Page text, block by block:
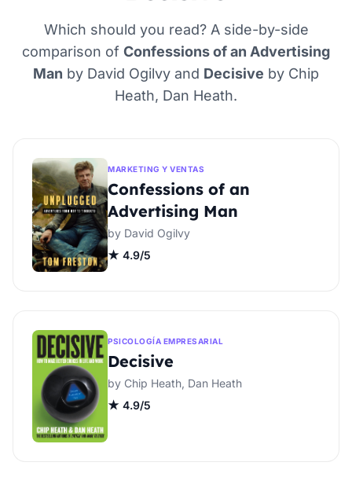
Which should you read? A side-by-side
comparison of Confessions of an Advertising
Man by David Ogilvy and Decisive by Chip
Heath, Dan Heath.
MARKETING Y VENTAS
Confessions of an
Advertising Man
by David Ogilvy
★ 4.9/5
PSICOLOGÍA EMPRESARIAL
Decisive
by Chip Heath, Dan Heath
★ 4.9/5